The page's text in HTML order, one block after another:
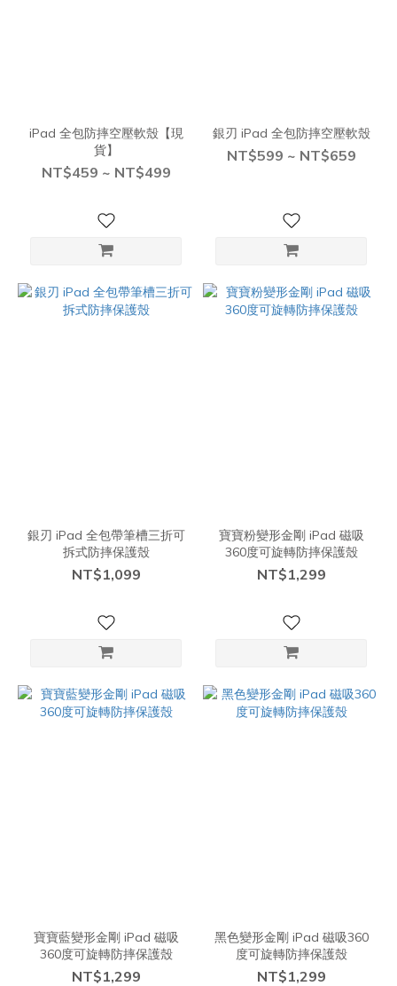
iPad 全包防摔空壓軟殼【現
貨】
NT$459 ~ NT$499
銀刃 iPad 全包防摔空壓軟殼
NT$599 ~ NT$659
銀刃 iPad 全包帶筆槽三折可
拆式防摔保護殼
NT$1,099
寶寶粉變形金剛 iPad 磁吸
360度可旋轉防摔保護殼
NT$1,299
寶寶藍變形金剛 iPad 磁吸
360度可旋轉防摔保護殼
NT$1,299
黑色變形金剛 iPad 磁吸360
度可旋轉防摔保護殼
NT$1,299